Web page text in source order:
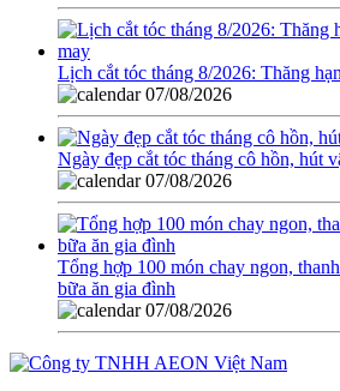
Lịch cắt tóc tháng 8/2026: Thăng
07/08/2026
Ngày đẹp cắt tóc tháng cô hồn, hút
07/08/2026
Tổng hợp 100 món chay ngon,
bữa ăn gia đình
07/08/2026